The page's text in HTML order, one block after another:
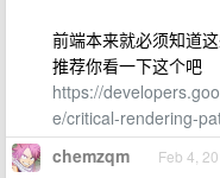
前端本来就必须知道这
推荐你看一下这个吧
https://
e/critical-rendering-
chemzqm Feb 4,